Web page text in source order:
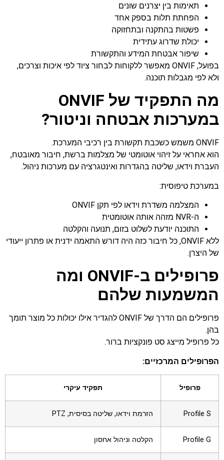
תאימות בין יצרנים שונים
הפחתת תלות בספק אחד
פשטות בהתקנה ובתחזוקה
יכולת שדרוג עתידית
שיפור אבטחת המידע והתקשורת
בפועל, ONVIF מאפשר ללקוחות לבחור ציוד לפי איכות וצרכים,
ולא לפי מגבלות תוכנה.
מה התפקיד של ONVIF
במערכות אבטחה וניטור?
ONVIF משמש כשכבת תקשורת בין רכיבי המערכת.
הוא אחראי על זיהוי אוטומטי של מצלמות ברשת, חיבור מאובטח,
העברת וידאו, שליטה בהגדרות ואינטגרציה עם מערכות ניהול.
במערכת טיפוסית:
המצלמה משדרת וידאו לפי תקן ONVIF
ה-NVR מזהה אותה אוטומטית
התוכנה יודעת לשלוט בזום, תנועה והקלטה
ללא ONVIF, כל חיבור כזה היה דורש התאמה ידנית או פתרון ייעודי
של היצרן.
פרופילים ב-ONVIF ומה
המשמעות שלהם
פרופילים הם הדרך של ONVIF להגדיר אילו יכולות כל מוצר תומך
בהן.
כל פרופיל מייצג סט פונקציות ברור.
הפרופילים המרכזיים:
פרופיל תפקיד עיקרי
Profile S הזרמת וידאו, שליטה בסיסית, PTZ
Profile G הקלטה וניהול אחסון